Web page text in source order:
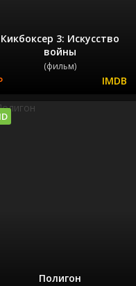
Кикбоксер 3: Искусство
войны
(фильм)
Полигон